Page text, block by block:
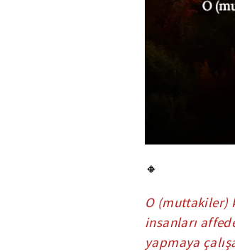
🔸
O (muttakiler)
insanları
yapmaya